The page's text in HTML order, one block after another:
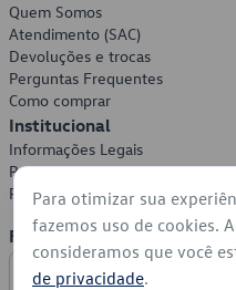
Quem Somos
Atendimento (SAC)
Devoluções e trocas
Perguntas Frequentes
Como comprar
Institucional
Informações Legais
Política de Privacidade
Política de Cookies
Formas de Pagamento
Para otimizar sua
fazemos uso de cookies.
consideramos que você
de privacidade.